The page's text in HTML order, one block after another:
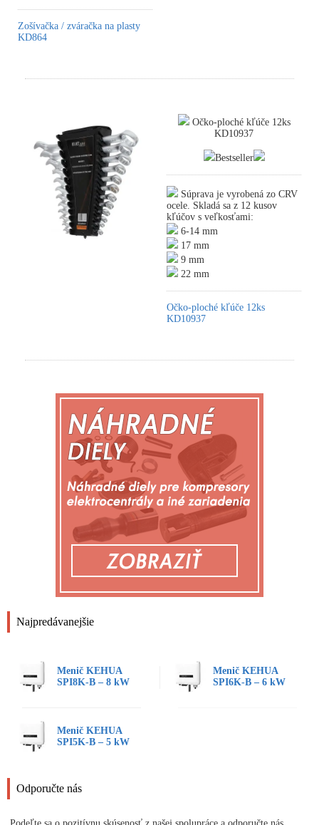
Najpredávanejšie
Menič KEHUA
SPI8K-B – 8 kW
Menič KEHUA
SPI6K-B – 6 kW
Menič KEHUA
SPI5K-B – 5 kW
Odporučte nás
Zošívačka / zváračka na plasty
KD864
Očko-ploché kľúče 12ks
KD10937
Bestseller
Súprava je vyrobená zo CRV
ocele. Skladá sa z 12 kusov
kľúčov s veľkosťami:
6-14 mm
17 mm
9 mm
22 mm
Očko-ploché kľúče 12ks
KD10937